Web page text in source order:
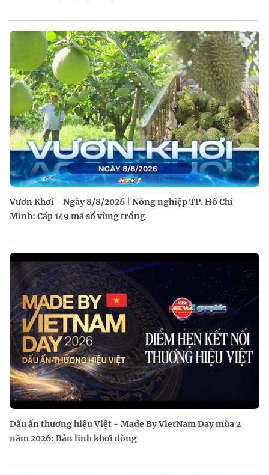
Vươn Khơi - Ngày 8/8/2026 | Nông nghiệp TP. Hồ Chí
Minh: Cấp 149 mã số vùng trồng
Dấu ấn thương hiệu Việt - Made By VietNam Day mùa 2
năm 2026: Bản lĩnh khơi dòng